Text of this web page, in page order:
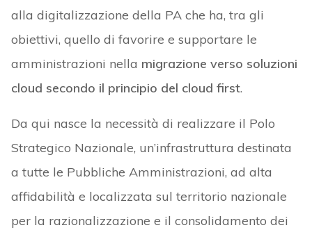
alla digitalizzazione della PA che ha, tra gli
obiettivi, quello di favorire e supportare le
amministrazioni nella migrazione verso soluzioni
cloud secondo il principio del cloud first.
Da qui nasce la necessità di realizzare il Polo
Strategico Nazionale, un’infrastruttura destinata
a tutte le Pubbliche Amministrazioni, ad alta
affidabilità e localizzata sul territorio nazionale
per la razionalizzazione e il consolidamento dei